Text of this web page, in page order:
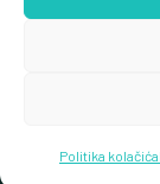
Politika kolačića
Theme: